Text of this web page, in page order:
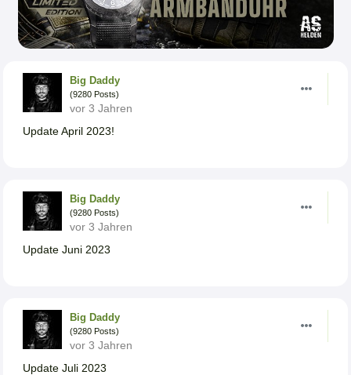
Big Daddy
(9280 Posts)
vor 3 Jahren
Update April 2023!
Big Daddy
(9280 Posts)
vor 3 Jahren
Update Juni 2023
Big Daddy
(9280 Posts)
vor 3 Jahren
Update Juli 2023